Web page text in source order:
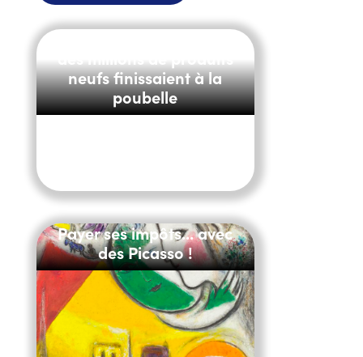
neufs finissaient à la
poubelle
Payer ses impôts... avec
des Picasso !